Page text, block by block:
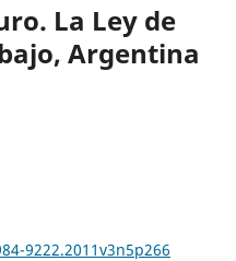
La Ley de
Argentina
9222.2011v3n5p266